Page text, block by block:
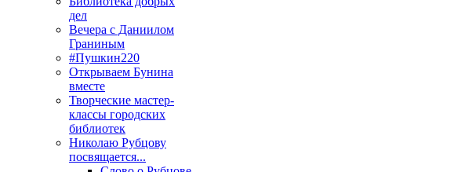
дел
Вечера с Даниилом
Граниным
#Пушкин220
Открываем Бунина
вместе
Творческие мастер-
классы городских
библиотек
Николаю Рубцову
посвящается...